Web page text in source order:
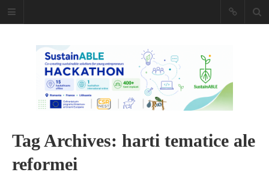
Caiet de
insemnari
DESCARCĂ!
Tag Archives: harti tematice ale
reformei